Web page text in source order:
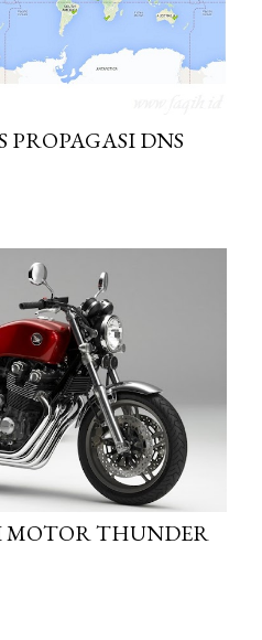
PROPAGASI DNS
MOTOR THUNDER